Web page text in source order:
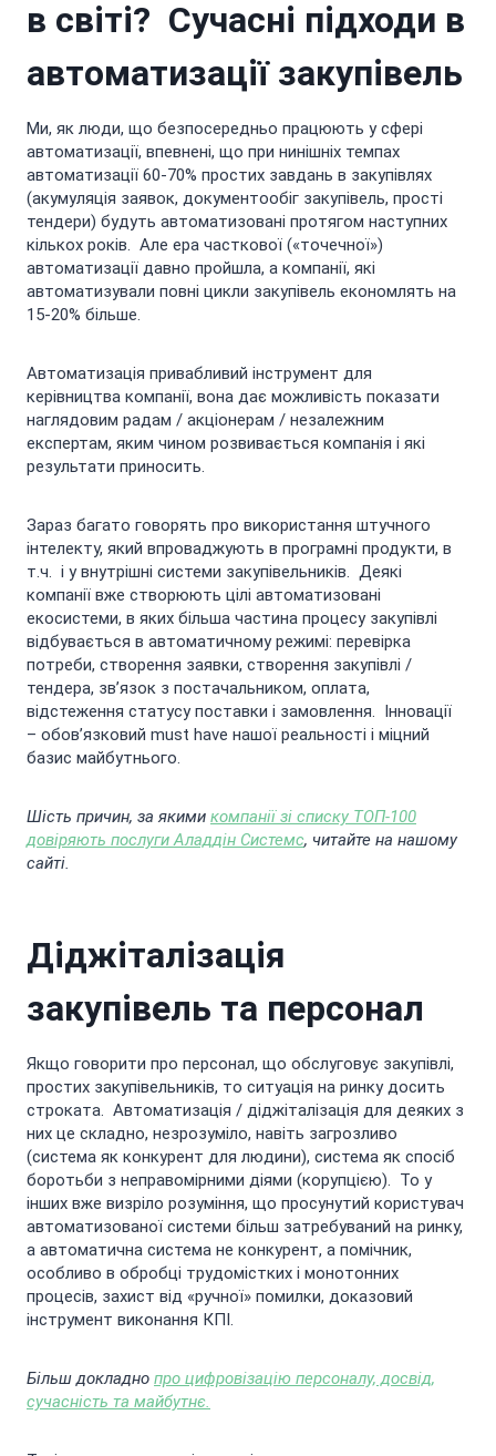
в світі? Сучасні підходи в
автоматизації закупівель
Ми, як люди, що безпосередньо працюють у сфері
автоматизації, впевнені, що при нинішніх темпах
автоматизації 60-70% простих завдань в закупівлях
(акумуляція заявок, документообіг закупівель, прості
тендери) будуть автоматизовані протягом наступних
кількох років. Але ера часткової («точечної»)
автоматизації давно пройшла, а компанії, які
автоматизували повні цикли закупівель економлять на
15-20% більше.
Автоматизація привабливий інструмент для
керівництва компанії, вона дає можливість показати
наглядовим радам / акціонерам / незалежним
експертам, яким чином розвивається компанія і які
результати приносить.
Зараз багато говорять про використання штучного
інтелекту, який впроваджують в програмні продукти, в
т.ч. і у внутрішні системи закупівельників. Деякі
компанії вже створюють цілі автоматизовані
екосистеми, в яких більша частина процесу закупівлі
відбувається в автоматичному режимі: перевірка
потреби, створення заявки, створення закупівлі /
тендера, зв’язок з постачальником, оплата,
відстеження статусу поставки і замовлення. Інновації
– обов’язковий must have нашої реальності і міцний
базис майбутнього.
Шість причин, за якими компанії зі списку ТОП-100
довіряють послуги Аладдін Системс, читайте на нашому
сайті.
Діджіталізація
закупівель та персонал
Якщо говорити про персонал, що обслуговує закупівлі,
простих закупівельників, то ситуація на ринку досить
строката. Автоматизація / діджіталізація для деяких з
них це складно, незрозуміло, навіть загрозливо
(система як конкурент для людини), система як спосіб
боротьби з неправомірними діями (корупцією). То у
інших вже визріло розуміння, що просунутий користувач
автоматизованої системи більш затребуваний на ринку,
а автоматична система не конкурент, а помічник,
особливо в обробці трудомістких і монотонних
процесів, захист від «ручної» помилки, доказовий
інструмент виконання КПІ.
Більш докладно про цифровізацію персоналу, досвід,
сучасність та майбутнє.